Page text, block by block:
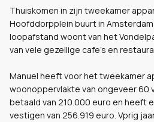
Thuiskomen in zijn tweekamer
Hoofddorpplein buurt in
loopafstand woont van het
van vele gezellige cafe's en
Manuel heeft voor het tweekamer
woonoppervlakte van ongeveer 60
betaald van 210.000 euro en heeft
vestigen van 256.919 euro. Vprig